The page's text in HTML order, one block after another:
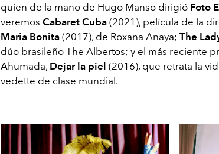
quien de la mano de Hugo Manso dirigió Foto
veremos Cabaret Cuba (2021), película de la
Maria Bonita (2017), de Roxana Anaya; The
dúo brasileño The Albertos; y el más reciente
Ahumada, Dejar la piel (2016), que retrata la
vedette de clase mundial.